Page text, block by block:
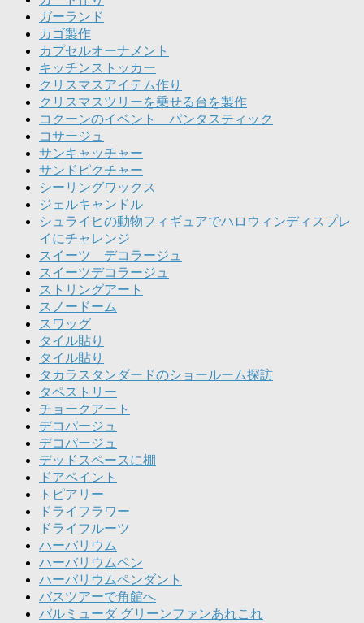
ガーランド
カゴ製作
カプセルオーナメント
キッチンストッカー
クリスマスアイテム作り
クリスマスツリーを乗せる台を製作
コクーンのイベント パンタスティック
コサージュ
サンキャッチャー
サンドピクチャー
シーリングワックス
ジェルキャンドル
シュライヒの動物フィギュアでハロウィンディスプレ
イにチャレンジ
スイーツ デコラージュ
スイーツデコラージュ
ストリングアート
スノードーム
スワッグ
タイル貼り
タイル貼り
タカラスタンダードのショールーム探訪
タペストリー
チョークアート
デコパージュ
デコパージュ
デッドスペースに棚
ドアペイント
トピアリー
ドライフラワー
ドライフルーツ
ハーバリウム
ハーバリウムペン
ハーバリウムペンダント
バスツアーで角館へ
バルミューダ グリーンファンあれこれ